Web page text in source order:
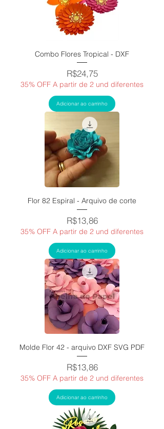
Combo Flores Tropical - DXF
Price
R$24,75
35% OFF A partir de 2 und diferentes
Adicionar ao carrinho
Flor 82 Espiral - Arquivo de corte
Price
R$13,86
35% OFF A partir de 2 und diferentes
Adicionar ao carrinho
Molde Flor 42 - arquivo DXF SVG PDF
Price
R$13,86
35% OFF A partir de 2 und diferentes
Adicionar ao carrinho